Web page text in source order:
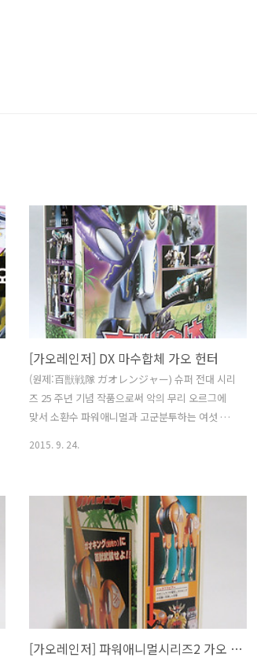
[가오레인저] DX 마수합체 가오 헌터
(원제:百獣戦隊 ガオレンジャー) 슈퍼 전대 시리
즈 25 주년 기념 작품으로써 악의 무리 오르그에
맞서 소환수 파워애니멀과 고군분투하는 여섯 전
있을 정도로 그 인기는 대단했습니다.또한 21세기
의 전대 완구를 이야기를 할 때 그 누구도 부정할
수 없는 완구가 바로 의 관련 상품입니다. 는 정크
니 제외 DX 마수합체 가오 헌터3마리의 마수가 완
전합체!! 가오 레인저를 위협하는 듀크 오르그, '로
우키'가 1000년의 잠에서 깨어나면서 그의 마수들
도 함께 깨어났습니다. 1000년의 원한을 품고 가
오 레인저를 공격하는 '로우키'그의 파워와 스피드
에 가오 레인저는 속수무책 당..
2015. 9. 24.
[가오레인저] 파워애니멀시리즈2 가오 지라프